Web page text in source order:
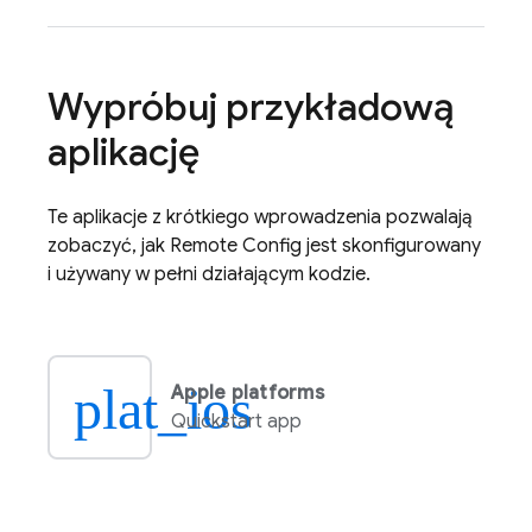
Wypróbuj przykładową
aplikację
Te aplikacje z krótkiego wprowadzenia pozwalają
zobaczyć, jak Remote Config jest skonfigurowany
i używany w pełni działającym kodzie.
plat_ios
Apple platforms
Quickstart app